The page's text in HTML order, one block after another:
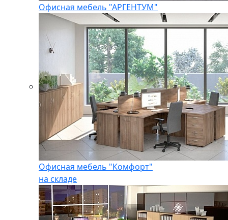
Офисная мебель "АРГЕНТУМ"
Офисная мебель "Комфорт"
на складе